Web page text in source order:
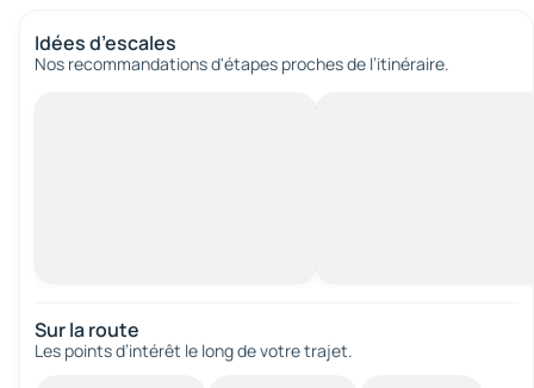
Idées d’escales
Nos recommandations d'étapes proches de l’itinéraire.
Sur la route
Les points d’intérêt le long de votre trajet.